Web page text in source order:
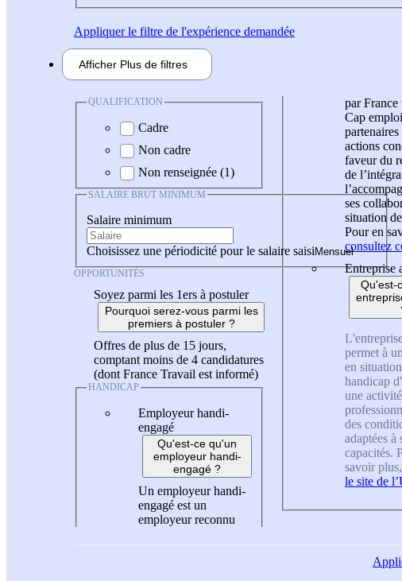
Appliquerle filtre de l'expérience demandée
Afficher Plus de filtres
QUALIFICATION
Cadre
Non cadre
Non renseignée (1)
SALAIRE BRUT MINIMUM
Salaire minimum
Choisissez une périodicité pour le salaire saisi
OPPORTUNITÉS
Soyez parmi les 1ers à postuler
Pourquoi serez-vous parmi les
premiers à postuler ?
Offres de plus de 15 jours,
comptant moins de 4 candidatures
(dont France Travail est informé)
HANDICAP
Employeur handi-
engagé
Qu'est-ce qu'un
employeur handi-
engagé ?
Un employeur handi-
engagé est un
employeur reconnu
par France
Cap
partenaires
actions
faveur du
de
ses
situation
Pour en
consultez
Entreprise
Qu'est-
permet à
en
handicap
une activité
des
adaptées à
capacités.
savoir plus,
le site de